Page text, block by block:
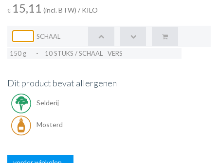
€ 15,11 (incl. BTW) / KILO
SCHAAL
150 g - 10 STUKS / SCHAAL VERS
Dit product bevat allergenen
Selderij
Mosterd